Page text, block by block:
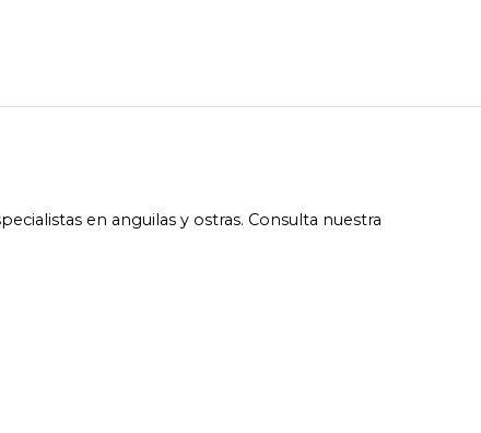
en anguilas y ostras. Consulta nuestra